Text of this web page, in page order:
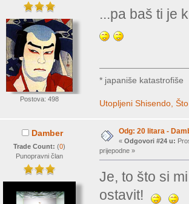
Postova: 498
...pa baš ti je
* japaniše katastrofiše
Utopljeni Shisendo,
Damber
Trade Count: (0)
Punopravni član
Odg: 20 litara -
« Odgovori #24 u:
prijepodne »
Je, to što si
ostavit!